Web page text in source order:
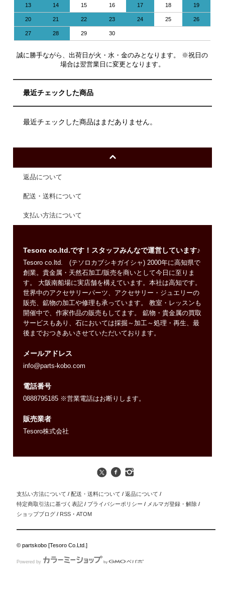
13 14 15 16 17 18 19
20 21 22 23 24 25 26
27 28 29 30
誠に勝手ながら、出荷日が火・水・金のみとなります。 ※祝日の
場合は翌営業日に変更となります。
最近チェックした商品
最近チェックした商品はまだありません。
返品について
配送・送料について
支払い方法について
Tesoro co.ltd.です！スタッフみんなで運営しています♪
Tesoro co.ltd. (テソロカブシキガイシャ) 2000年に高知県で
創業。貴金属・天然石加工/販売を商いとして今日に至りま
す。 大阪南船場に実店舗を構えています。本社は高知です。
世界中のアクセサリーパーツ、アクセサリー・ジュエリーの
販売、鉱物の加工や修理も承っています。 教室・レッスンも
開催中で、作家作品の販売もしてます。 鉱物・貴金属の買取
サービスもあり、石においては採掘～加工～処理・再生、最
後までおつきあいさせていただいております。
メールアドレス
info@parts-kobo.com
電話番号
0888795185 ※営業電話はお断りします。
販売業者
Tesoro株式会社
支払い方法について / 配送・送料について / 返品について /
特定商取引法に基づく表記 / プライバシーポリシー / メルマガ登録・解除 /
ショップブログ / RSS ・ATOM
© partskobo [Tesoro Co.Ltd.]
Powered by